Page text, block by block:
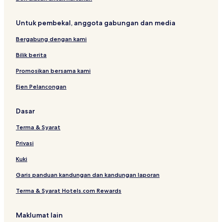
S
a
y
F
r
e
t
f
l
i
k
t
l
Untuk pembekal, anggota gabungan dan media
Bergabung dengan kami
Bilik berita
Promosikan bersama kami
Ejen Pelancongan
Dasar
Terma & Syarat
Privasi
Kuki
Garis panduan kandungan dan kandungan laporan
Terma & Syarat Hotels.com Rewards
Maklumat lain